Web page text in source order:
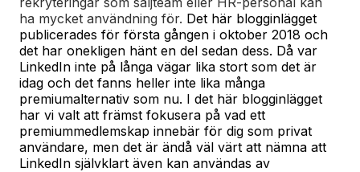
ha mycket användning för. Det här blogginlägget
publicerades för första gången i oktober 2018 och
det har onekligen hänt en del sedan dess. Då var
LinkedIn inte på långa vägar lika stort som det är
idag och det fanns heller inte lika många
premiumalternativ som nu. I det här blogginlägget
har vi valt att främst fokusera på vad ett
premiummedlemskap innebär för dig som privat
användare, men det är ändå väl värt att nämna att
LinkedIn självklart även kan användas av